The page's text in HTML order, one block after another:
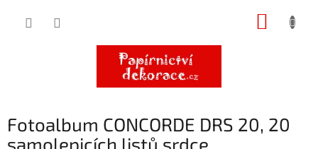
Fotoalbum CONCORDE DRS 20, 20
samolepicích listů srdce